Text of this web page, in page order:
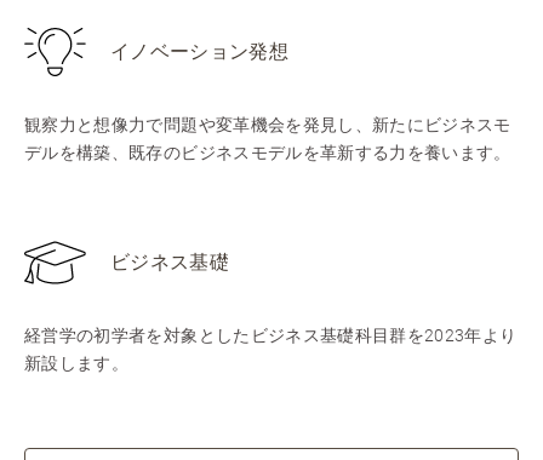
イノベーション発想
観察力と想像力で問題や変革機会を発見し、新たにビジネスモ
デルを構築、既存のビジネスモデルを革新する力を養います。
ビジネス基礎
経営学の初学者を対象としたビジネス基礎科目群を2023年より
新設します。